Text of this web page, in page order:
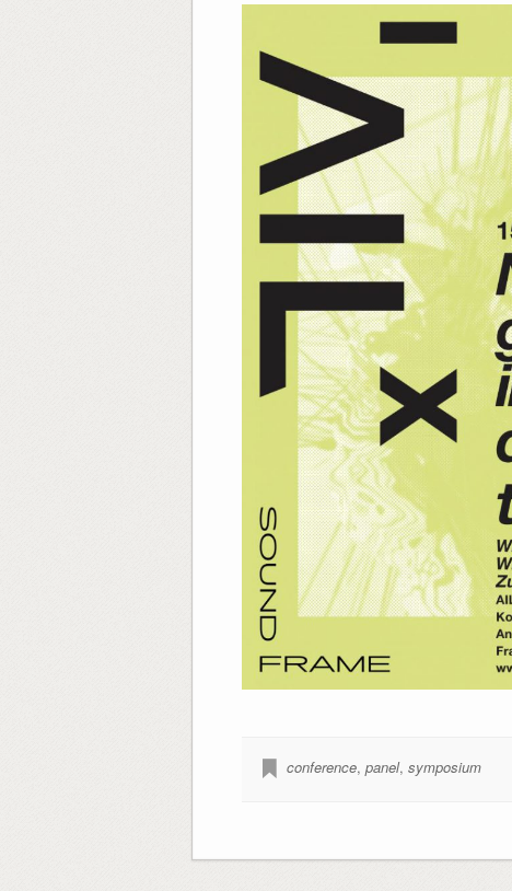
conference, panel, symposium